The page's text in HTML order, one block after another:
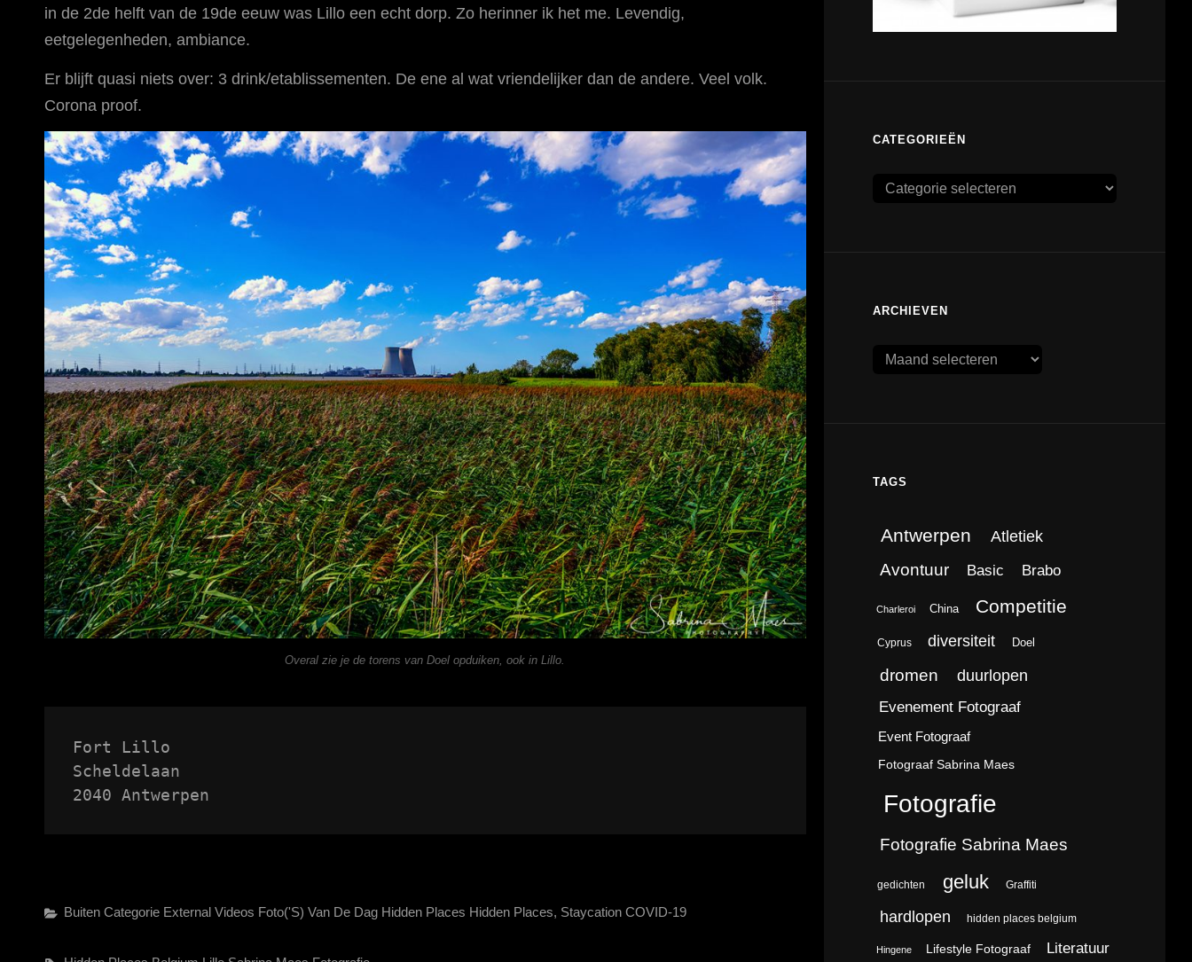
in de 2de helft van de 19de eeuw was Lillo een echt dorp. Zo herinner ik het me. Levendig,
eetgelegenheden, ambiance.
Er blijft quasi niets over: 3 drink/etablissementen. De ene al wat vriendelijker dan de andere. Veel volk.
Corona proof.
Overal zie je de torens van Doel opduiken, ook in Lillo.
Fort Lillo
Scheldelaan
2040 Antwerpen
Categories
Buiten Categorie External Videos Foto('s) Van De Dag Hidden Places Hidden Places, Staycation COVID-19
CATEGORIEËN
Categorieën
ARCHIEVEN
Archieven
TAGS
Antwerpen Atletiek
Avontuur Basic Brabo
Charleroi China Competitie
Cyprus diversiteit Doel
dromen duurlopen
Evenement Fotograaf
Event Fotograaf
Fotograaf Sabrina Maes
Fotografie
Fotografie Sabrina Maes
gedichten geluk Graffiti
hardlopen hidden places belgium
Hingene Lifestyle Fotograaf Literatuur